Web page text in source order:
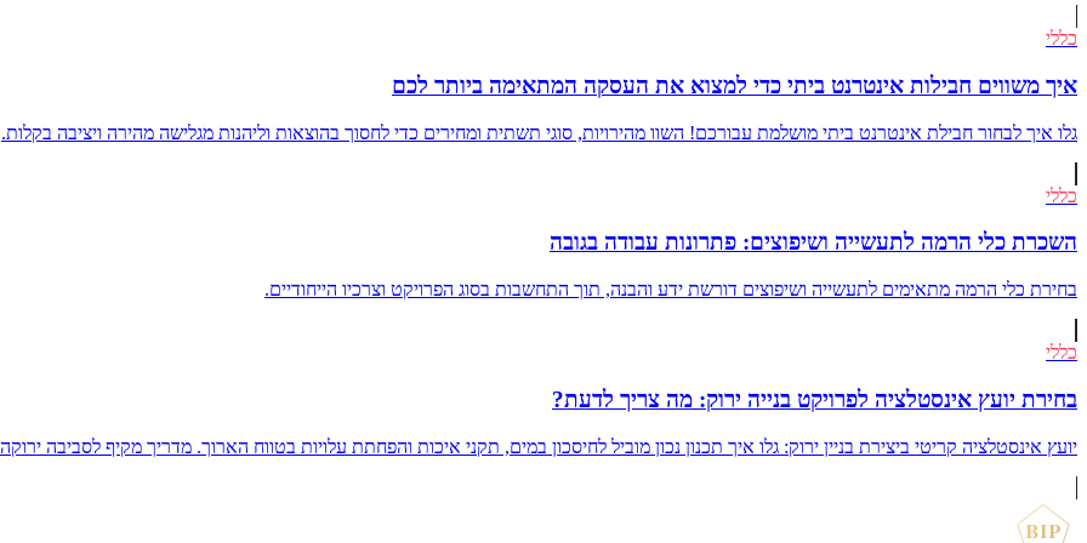
כללי
איך משווים חבילות אינטרנט ביתי כדי למצוא את העסקה המתאימה ביותר לכם
גלו איך לבחור חבילת אינטרנט ביתי מושלמת עבורכם! השוו מהירויות, סוגי תשתית ומחירים כדי לחסוך בהוצאות וליהנות מגלישה מהירה ויציבה בקלות.
כללי
השכרת כלי הרמה לתעשייה ושיפוצים: פתרונות עבודה בגובה
בחירת כלי הרמה מתאימים לתעשייה ושיפוצים דורשת ידע והבנה, תוך התחשבות בסוג הפרויקט וצרכיו הייחודיים.
כללי
בחירת יועץ אינסטלציה לפרויקט בנייה ירוק: מה צריך לדעת?
יועץ אינסטלציה קריטי ביצירת בניין ירוק: גלו איך תכנון נכון מוביל לחיסכון במים, תקני איכות והפחתת עלויות בטווח הארוך. מדריך מקיף לסביבה
BIP